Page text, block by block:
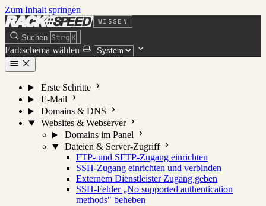
Zum Inhalt springen
WISSEN
Suchen Strg K
Farbschema wählen
Erste Schritte
E-Mail
Domains & DNS
Websites & Webserver
Domains im Panel
Dateien & Server-Zugriff
FTP- und SFTP-Zugang einrichten
SSH-Zugang einrichten und verbinden
Externem Dienstleister Zugang geben
SSH-Fehler „No supported authentication
methods" beheben